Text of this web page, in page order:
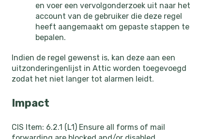
en voer een vervolgonderzoek uit naar het
account van de gebruiker die deze regel
heeft aangemaakt om gepaste stappen te
bepalen.
Indien de regel gewenst is, kan deze aan een
uitzonderingenlijst in Attic worden toegevoegd
zodat het niet langer tot alarmen leidt.
Impact
CIS Item: 6.2.1 (L1) Ensure all forms of mail